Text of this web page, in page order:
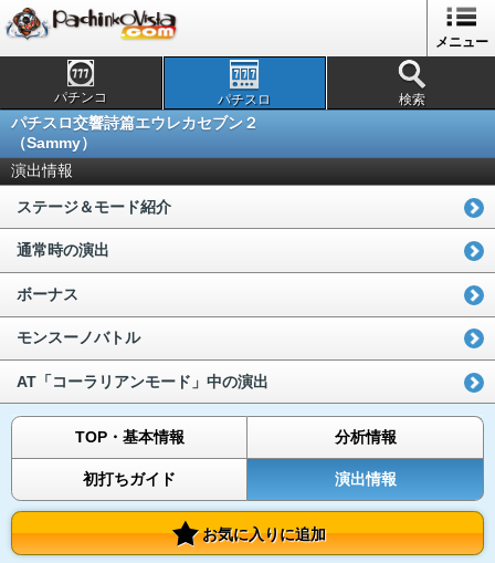
メニュー
パチンコ パチスロ 検索
パチスロ交響詩篇エウレカセブン２
（Sammy）
演出情報
ステージ＆モード紹介
通常時の演出
ボーナス
モンスーノバトル
AT「コーラリアンモード」中の演出
TOP・基本情報 分析情報
初打ちガイド 演出情報
お気に入りに追加